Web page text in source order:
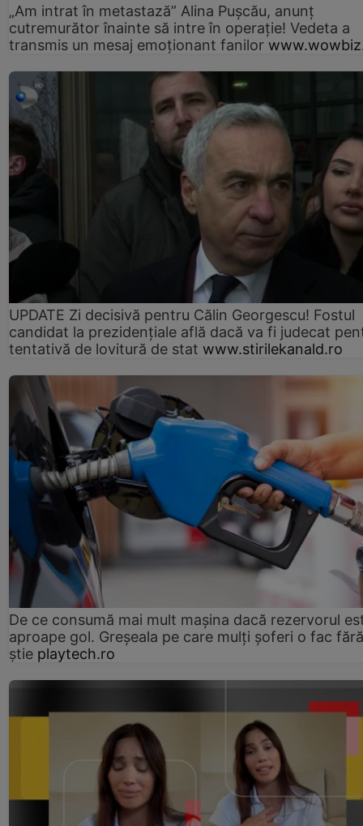
„Am intrat în metastază” Alina Pușcău, anunț
cutremurător înainte să intre în operație! Vedeta a
transmis un mesaj emoționant fanilor
UPDATE Zi decisivă pentru Călin Georgescu! Fostul
candidat la prezidențiale află dacă va fi judecat
tentativă de lovitură de stat www.stirilekanald.ro
De ce consumă mai mult mașina dacă rezervorul
aproape gol. Greșeala pe care mulți șoferi o fac
știe playtech.ro